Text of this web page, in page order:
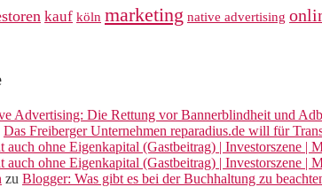
kauf köln marketing native advertising
Advertising: Die Rettung vor Bannerblindheit und
Das Freiberger Unternehmen reparadius.de will für
auch ohne Eigenkapital (Gastbeitrag) | Investorszene |
auch ohne Eigenkapital (Gastbeitrag) | Investorszene |
zu Blogger: Was gibt es bei der Buchhaltung zu